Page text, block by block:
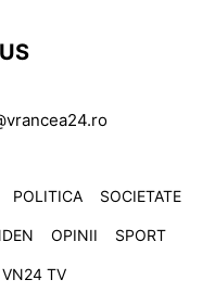
POLITICA SOCIETATE
OPINII SPORT
VN24 TV